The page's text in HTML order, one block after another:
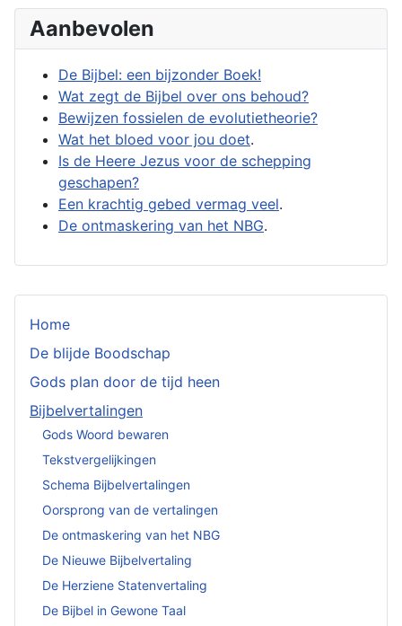
Home
De blijde Boodschap
Gods plan door de tijd heen
Bijbelvertalingen
Gods Woord bewaren
Tekstvergelijkingen
Schema Bijbelvertalingen
Oorsprong van de vertalingen
De ontmaskering van het NBG
De Nieuwe Bijbelvertaling
De Herziene Statenvertaling
De Bijbel in Gewone Taal
Aanbevolen
De Bijbel: een bijzonder Boek!
Wat zegt de Bijbel over ons behoud?
Bewijzen fossielen de evolutietheorie?
Wat het bloed voor jou doet.
Is de Heere Jezus voor de schepping
geschapen?
Een krachtig gebed vermag veel.
De ontmaskering van het NBG.